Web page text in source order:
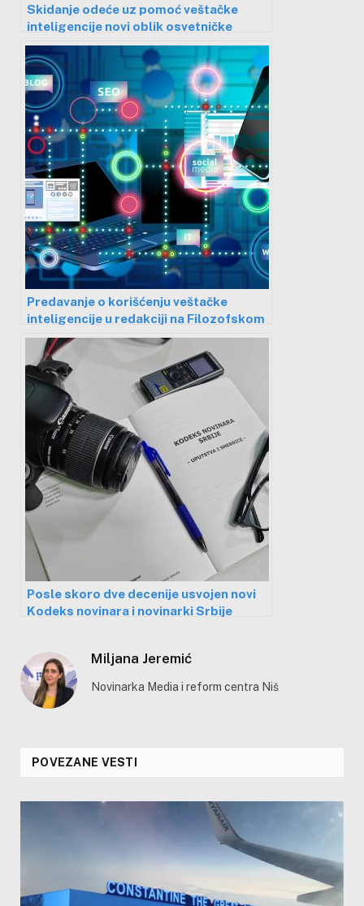
Skidanje odeće uz pomoć veštačke
inteligencije novi oblik osvetničke
pornografije – Srbija bez efikasnog
mehanizma da zaštiti žrtve
Predavanje o korišćenju veštačke
inteligencije u redakciji na Filozofskom
fakultetu
Posle skoro dve decenije usvojen novi
Kodeks novinara i novinarki Srbije
Miljana Jeremić
Novinarka Media i reform centra Niš
POVEZANE VESTI